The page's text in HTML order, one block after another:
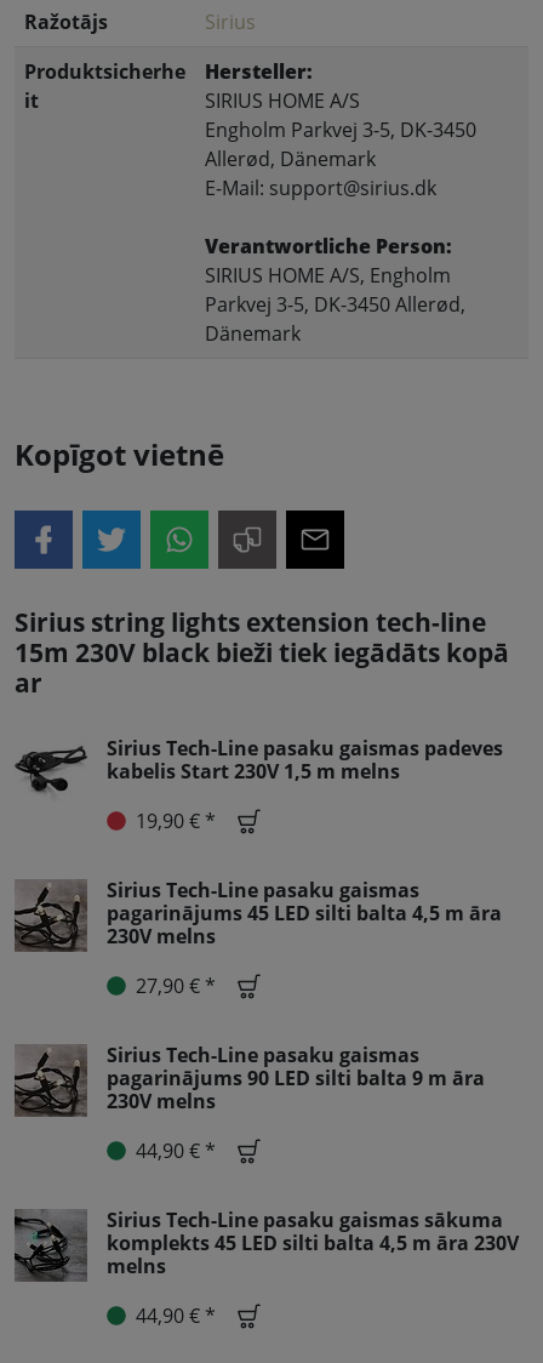
Ražotājs
Sirius
Produktsicherhe
it
Hersteller:
SIRIUS HOME A/S
Engholm Parkvej 3-5, DK-3450
Allerød, Dänemark
E-Mail: support@sirius.dk
Verantwortliche Person:
SIRIUS HOME A/S, Engholm
Parkvej 3-5, DK-3450 Allerød,
Dänemark
Kopīgot vietnē
Sirius string lights extension tech-line
15m 230V black bieži tiek iegādāts kopā
ar
Sirius Tech-Line pasaku gaismas padeves
kabelis Start 230V 1,5 m melns
19,90 € *
Sirius Tech-Line pasaku gaismas
pagarinājums 45 LED silti balta 4,5 m āra
230V melns
27,90 € *
Sirius Tech-Line pasaku gaismas
pagarinājums 90 LED silti balta 9 m āra
230V melns
44,90 € *
Sirius Tech-Line pasaku gaismas sākuma
komplekts 45 LED silti balta 4,5 m āra 230V
melns
44,90 € *